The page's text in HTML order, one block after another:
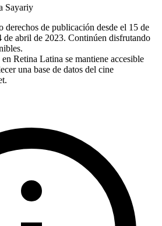
de publicación desde el 15 de
de abril de 2023. Continúen disfrutando
Retina Latina se mantiene accesible
una base de datos del cine